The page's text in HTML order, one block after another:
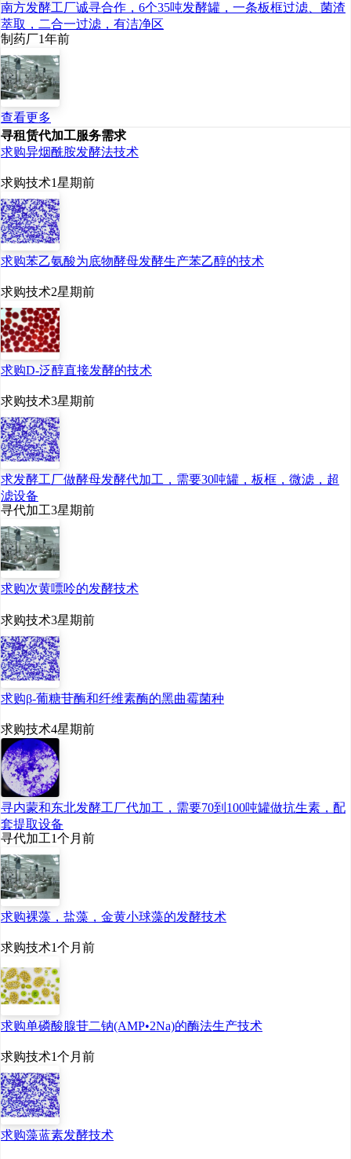
南方发酵工厂诚寻合作，6个35吨发酵罐，一条板框过滤、菌渣
萃取，二合一过滤，有洁净区
制药厂1年前
查看更多
寻租赁代加工服务需求
求购异烟酰胺发酵法技术
求购技术1星期前
求购苯乙氨酸为底物酵母发酵生产苯乙醇的技术
求购技术2星期前
求购D-泛醇直接发酵的技术
求购技术3星期前
求发酵工厂做酵母发酵代加工，需要30吨罐，板框，微滤，超
滤设备
寻代加工3星期前
求购次黄嘌呤的发酵技术
求购技术3星期前
求购β-葡糖苷酶和纤维素酶的黑曲霉菌种
求购技术4星期前
寻内蒙和东北发酵工厂代加工，需要70到100吨罐做抗生素，配
套提取设备
寻代加工1个月前
求购裸藻，盐藻，金黄小球藻的发酵技术
求购技术1个月前
求购单磷酸腺苷二钠(AMP•2Na)的酶法生产技术
求购技术1个月前
求购藻蓝素发酵技术